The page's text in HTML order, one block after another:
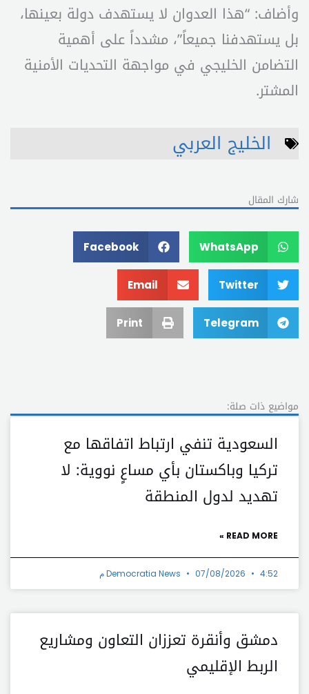
وأضاف: “هذا العدوان لا يستهدف دولة بعينها،
بل يستهدفنا جميعاً”، مشدداً على أهمية
التضامن الخليجي في مواجهة التحديات الأمنية
المشتر.
الخليج العربي
شارك المقال
WhatsApp
Facebook
Twitter
Email
Telegram
Print
مواضيع ذات صلة:
السعودية تنفي ارتباط اتفاقها مع
تركيا وباكستان بأي مساعٍ نووية: لا
تهديد لدول المنطقة
READ MORE »
Democratia News 07/08/2026 4:52 م
دمشق وأنقرة تعززان التعاون ومشاريع
الربط الإقليمي